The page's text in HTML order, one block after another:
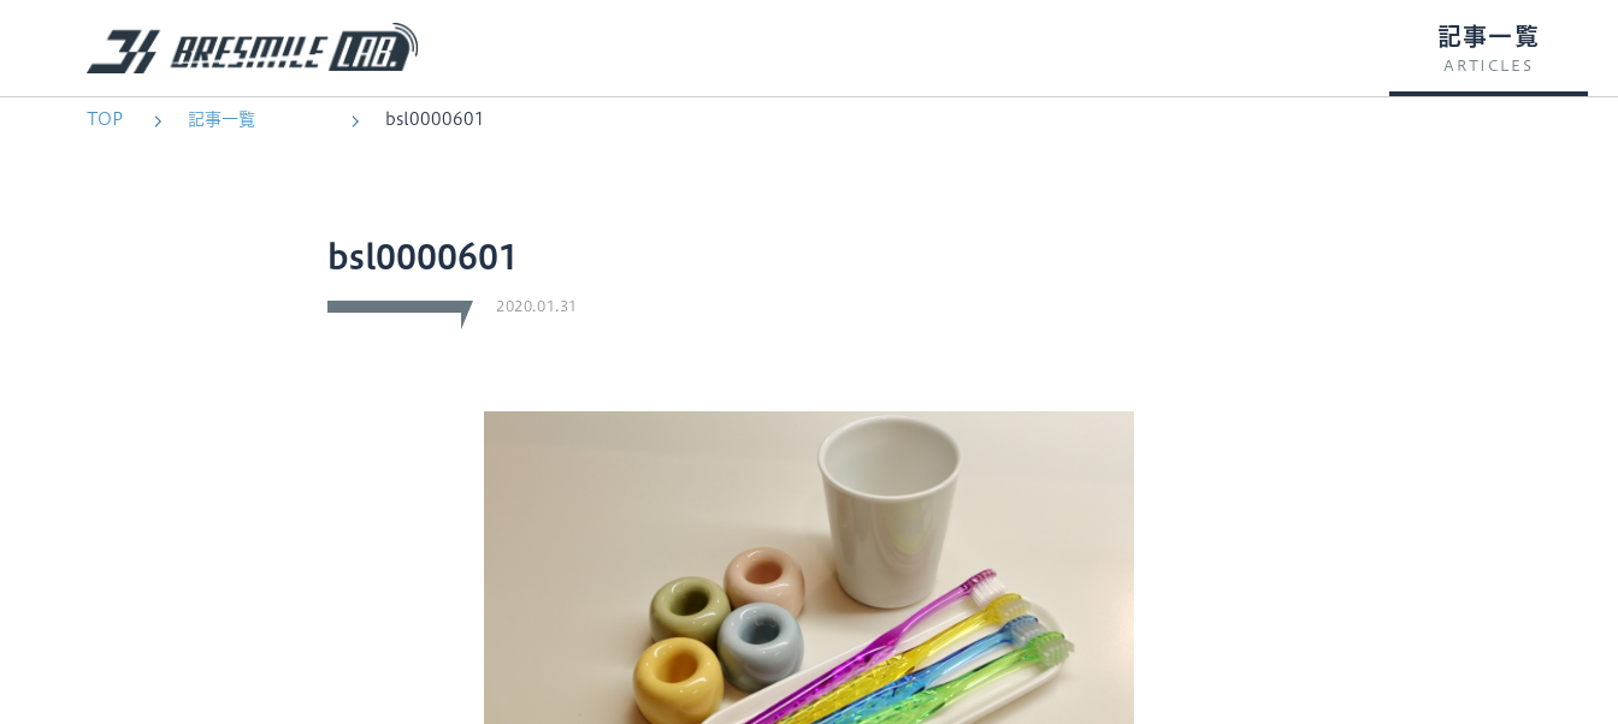
記事一覧
ARTICLES
TOP 記事一覧 bsl0000601
bsl0000601
2020.01.31